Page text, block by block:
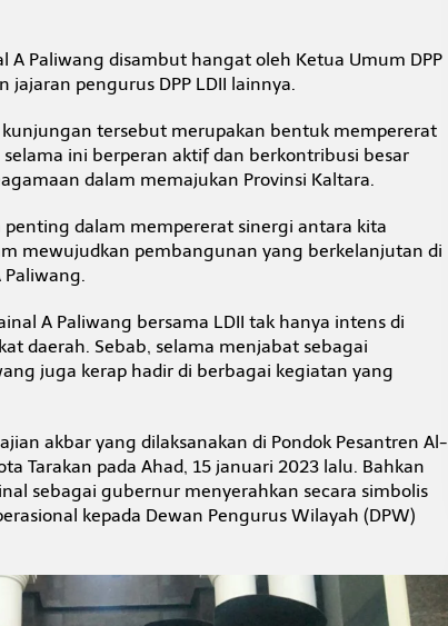
A Paliwang disambut hangat oleh Ketua Umum DPP
jajaran pengurus DPP LDII lainnya.
tersebut merupakan bentuk mempererat
ini berperan aktif dan berkontribusi besar
dalam memajukan Provinsi Kaltara.
dalam mempererat sinergi antara kita
mewujudkan pembangunan yang berkelanjutan di
Paliwang.
A Paliwang bersama LDII tak hanya intens di
daerah. Sebab, selama menjabat sebagai
juga kerap hadir di berbagai kegiatan yang
akbar yang dilaksanakan di Pondok Pesantren Al-
Tarakan pada Ahad, 15 januari 2023 lalu. Bahkan
sebagai gubernur menyerahkan secara simbolis
kepada Dewan Pengurus Wilayah (DPW)